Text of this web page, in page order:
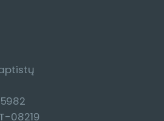
08219